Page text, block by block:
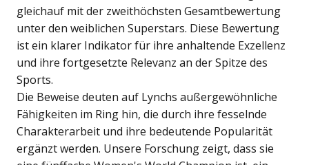
gleichauf mit der zweithöchsten Gesamtbewertung
unter den weiblichen Superstars. Diese Bewertung
ist ein klarer Indikator für ihre anhaltende Exzellenz
und ihre fortgesetzte Relevanz an der Spitze des
Sports.
Die Beweise deuten auf Lynchs außergewöhnliche
Fähigkeiten im Ring hin, die durch ihre fesselnde
Charakterarbeit und ihre bedeutende Popularität
ergänzt werden. Unsere Forschung zeigt, dass sie